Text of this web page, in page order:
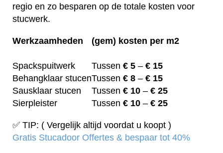
regio en zo besparen op de totale kosten voor
stucwerk.
Werkzaamheden (gem) kosten per m2
Spackspuitwerk Tussen € 5 – € 15
Behangklaar stucenTussen € 8 – € 15
Sausklaar stucen
Tussen € 10 – € 25
Sierpleister
Tussen € 10 – € 25
✅ TIP: ( Vergelijk altijd voordat u koopt )
Gratis Stucadoor Offertes & bespaar tot 40%